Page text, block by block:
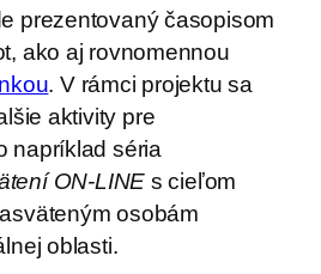
prezentovaný časopisom
ako aj rovnomennou
. V rámci projektu sa
aktivity pre
napríklad séria
ON-LINE s cieľom
osobám
oblasti.